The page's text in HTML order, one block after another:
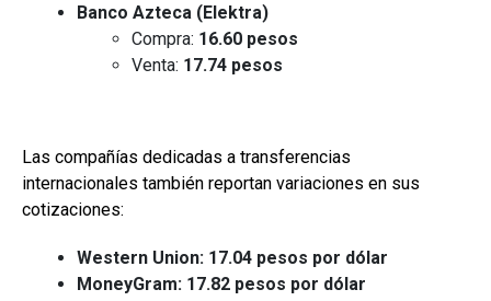
Banco Azteca (Elektra)
Compra: 16.60 pesos
Venta: 17.74 pesos
Las compañías dedicadas a transferencias
internacionales también reportan variaciones en sus
cotizaciones:
Western Union: 17.04 pesos por dólar
MoneyGram: 17.82 pesos por dólar